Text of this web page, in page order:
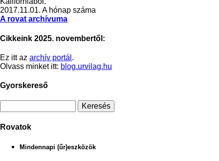
2017.11.01. A hónap száma
A rovat archívuma
Cikkeink 2025. novembertől:
Ez itt az archív portál .
Olvass minket itt: blog.urvilag.hu
Gyorskereső
Rovatok
Mindennapi (űr)eszközök